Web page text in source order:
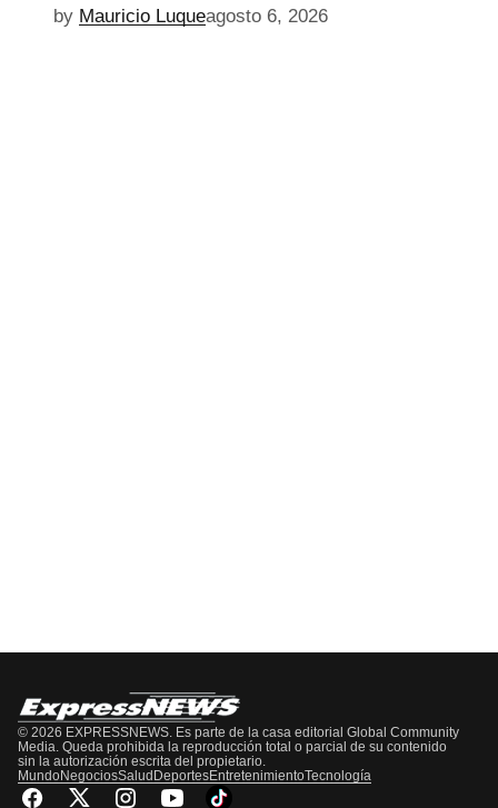
by Mauricio Luqueagosto 6, 2026
© 2026 EXPRESSNEWS. Es parte de la casa editorial Global Community
Media. Queda prohibida la reproducción total o parcial de su contenido
sin la autorización escrita del propietario.
MundoNegociosSalud DeportesEntretenimientoTecnología